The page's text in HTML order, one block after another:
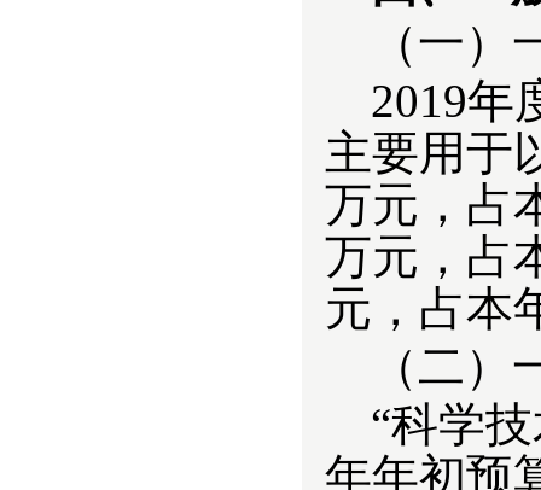
（一
2019年
主要用于
万元，占
万元，占
元，占本
（二
“科学
年年初预